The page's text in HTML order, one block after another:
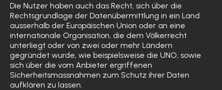
Die Nutzer haben auch das Recht, sich über die
Rechtsgrundlage der Datenübermittlung in ein Land
ausserhalb der Europäischen Union oder an eine
internationale Organisation, die dem Völkerrecht
unterliegt oder von zwei oder mehr Ländern
gegründet wurde, wie beispielsweise die UNO, sowie
sich über die vom Anbieter ergriffenen
Sicherheitsmassnahmen zum Schutz ihrer Daten
aufklären zu lassen.